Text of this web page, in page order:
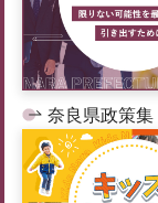
奈良県政策集